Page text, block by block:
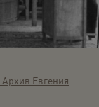
Архив Евгения